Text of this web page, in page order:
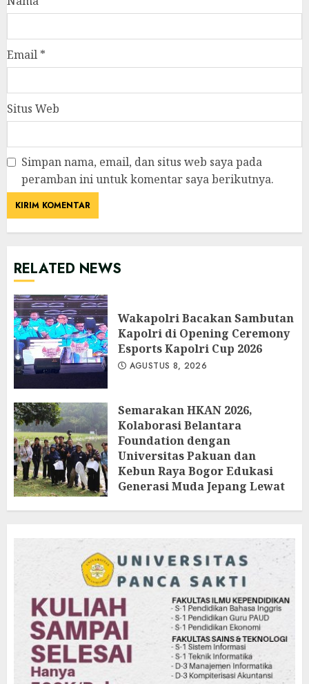
Email *
Situs Web
Simpan nama, email, dan situs web saya pada
peramban ini untuk komentar saya berikutnya.
RELATED NEWS
Wakapolri Bacakan Sambutan
Kapolri di Opening Ceremony
Esports Kapolri Cup 2026
AGUSTUS 8, 2026
Semarakan HKAN 2026,
Kolaborasi Belantara
Foundation dengan
Universitas Pakuan dan
Kebun Raya Bogor Edukasi
Generasi Muda Jepang Lewat